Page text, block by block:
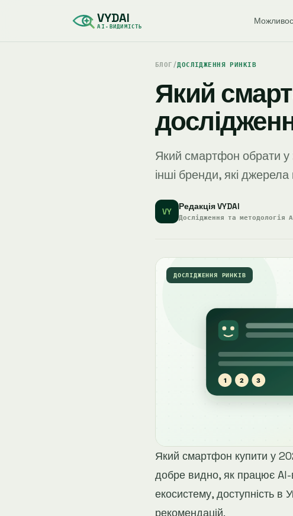
VYDAI
AI-ВИДИМІСТЬ
БЛОГ/ДОСЛІДЖЕННЯ РИНКІВ
Який
Який смартфон обрати
інші бренди, які
VY
Редакція VYDAI
Дослідження та методологія
ДОСЛІДЖЕННЯ РИНКІВ
Який смартфон купити у
добре видно, як працює AI-
екосистему, доступність в
рекомендацій.